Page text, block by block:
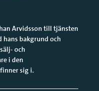
Arvidsson till tjänsten
hans bakgrund och
och
i den
sig i.